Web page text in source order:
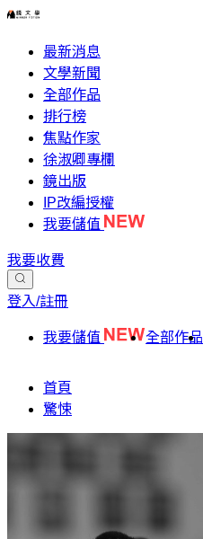
最新消息
文學新聞
全部作品
排行榜
焦點作家
徐淑卿專欄
鏡出版
IP改編授權
我要儲值
我要收費
登入/註冊
我要儲值 全部作品
首頁
驚悚